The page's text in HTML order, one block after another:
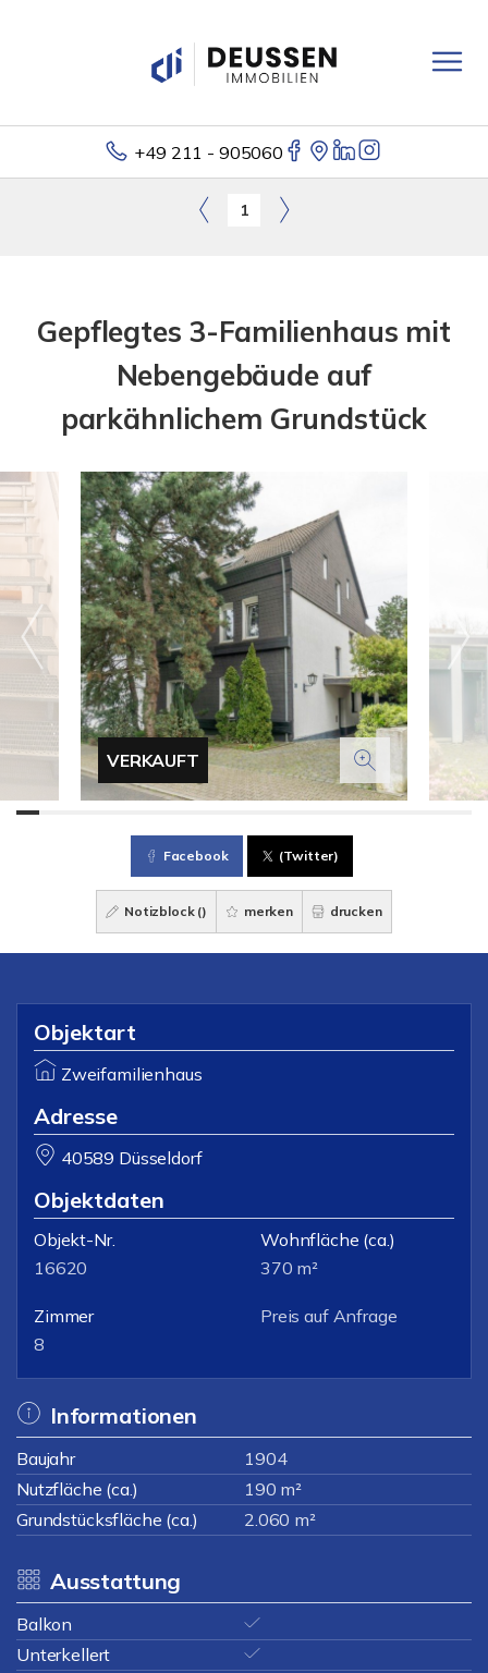
+49 211 - 905060
1
Gepflegtes 3-Familienhaus mit
Nebengebäude auf
parkähnlichem Grundstück
VERKAUFT
Facebook (Twitter)
Notizblock () merken drucken
Objektart
Zweifamilienhaus
Adresse
40589 Düsseldorf
Objektdaten
Objekt-Nr.
16620
Wohnfläche (ca.)
370 m²
Zimmer
8
Preis auf Anfrage
Informationen
Baujahr
1904
Nutzfläche (ca.)
190 m²
Grundstücksfläche (ca.)
2.060 m²
Ausstattung
Balkon
Unterkellert